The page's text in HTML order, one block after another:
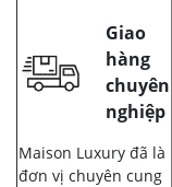
Giao
hàng
chuyên
nghiệp
Maison Luxury đã là
đơn vị chuyên cung